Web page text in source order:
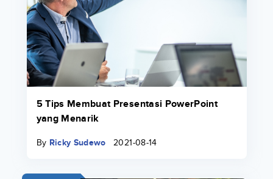
5 Tips Membuat Presentasi PowerPoint
yang Menarik
By Ricky Sudewo 2021-08-14